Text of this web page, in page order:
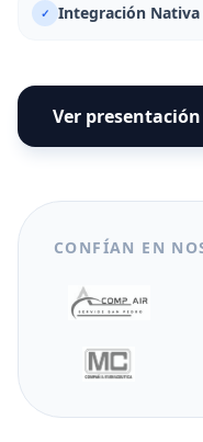
✓ Integración Nativa
Ver presentación
CONFÍAN EN